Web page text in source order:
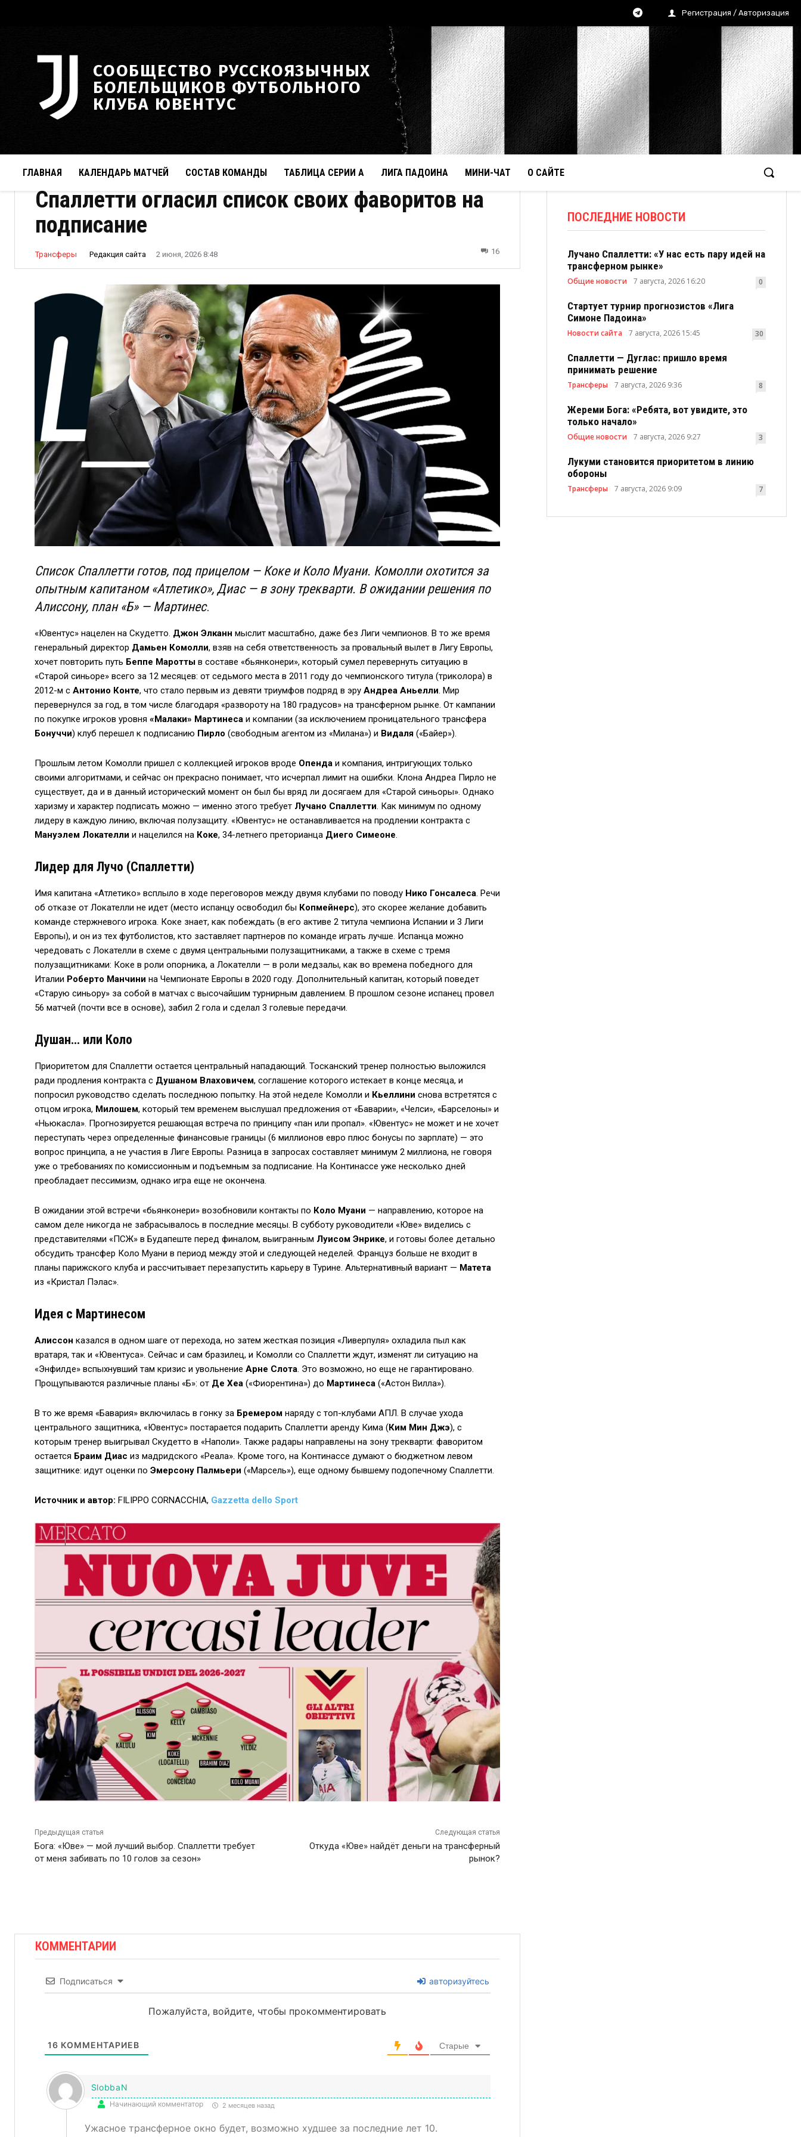
Регистрация / Авторизация
СООБЩЕСТВО РУССКОЯЗЫЧНЫХ
БОЛЕЛЬЩИКОВ ФУТБОЛЬНОГО
КЛУБА ЮВЕНТУС
ГЛАВНАЯ КАЛЕНДАРЬ МАТЧЕЙ СОСТАВ КОМАНДЫ ТАБЛИЦА СЕРИИ А ЛИГА ПАДОИНА МИНИ-ЧАТ О САЙТЕ
Спаллетти огласил список своих фаворитов на
подписание
Трансферы Редакция сайта 2 июня, 2026 8:48 16
Список Спаллетти готов, под прицелом — Коке и Коло Муани. Комолли охотится за
опытным капитаном «Атлетико», Диас — в зону трекварти. В ожидании решения по
Алиссону, план «Б» — Мартинес.
«Ювентус» нацелен на Скудетто. Джон Элканн мыслит масштабно, даже без Лиги чемпионов. В то же время
генеральный директор Дамьен Комолли, взяв на себя ответственность за провальный вылет в Лигу Европы,
хочет повторить путь Беппе Маротты в составе «бьянконери», который сумел перевернуть ситуацию в
«Старой синьоре» всего за 12 месяцев: от седьмого места в 2011 году до чемпионского титула (триколора) в
2012-м с Антонио Конте, что стало первым из девяти триумфов подряд в эру Андреа Аньелли. Мир
перевернулся за год, в том числе благодаря «развороту на 180 градусов» на трансферном рынке. От кампании
по покупке игроков уровня «Малаки» Мартинеса и компании (за исключением проницательного трансфера
Бонуччи) клуб перешел к подписанию Пирло (свободным агентом из «Милана») и Видаля («Байер»).
Прошлым летом Комолли пришел с коллекцией игроков вроде Опенда и компания, интригующих только
своими алгоритмами, и сейчас он прекрасно понимает, что исчерпал лимит на ошибки. Клона Андреа Пирло не
существует, да и в данный исторический момент он был бы вряд ли досягаем для «Старой синьоры». Однако
харизму и характер подписать можно — именно этого требует Лучано Спаллетти. Как минимум по одному
лидеру в каждую линию, включая полузащиту. «Ювентус» не останавливается на продлении контракта с
Мануэлем Локателли и нацелился на Коке, 34-летнего преторианца Диего Симеоне.
Лидер для Лучо (Спаллетти)
Имя капитана «Атлетико» всплыло в ходе переговоров между двумя клубами по поводу Нико Гонсалеса. Речи
об отказе от Локателли не идет (место испанцу освободил бы Копмейнерс), это скорее желание добавить
команде стержневого игрока. Коке знает, как побеждать (в его активе 2 титула чемпиона Испании и 3 Лиги
Европы), и он из тех футболистов, кто заставляет партнеров по команде играть лучше. Испанца можно
чередовать с Локателли в схеме с двумя центральными полузащитниками, а также в схеме с тремя
полузащитниками: Коке в роли опорника, а Локателли — в роли медзалы, как во времена победного для
Италии Роберто Манчини на Чемпионате Европы в 2020 году. Дополнительный капитан, который поведет
«Старую синьору» за собой в матчах с высочайшим турнирным давлением. В прошлом сезоне испанец провел
56 матчей (почти все в основе), забил 2 гола и сделал 3 голевые передачи.
Душан… или Коло
Приоритетом для Спаллетти остается центральный нападающий. Тосканский тренер полностью выложился
ради продления контракта с Душаном Влаховичем, соглашение которого истекает в конце месяца, и
попросил руководство сделать последнюю попытку. На этой неделе Комолли и Кьеллини снова встретятся с
отцом игрока, Милошем, который тем временем выслушал предложения от «Баварии», «Челси», «Барселоны» и
«Ньюкасла». Прогнозируется решающая встреча по принципу «пан или пропал». «Ювентус» не может и не хочет
переступать через определенные финансовые границы (6 миллионов евро плюс бонусы по зарплате) — это
вопрос принципа, а не участия в Лиге Европы. Разница в запросах составляет минимум 2 миллиона, не говоря
уже о требованиях по комиссионным и подъемным за подписание. На Континассе уже несколько дней
преобладает пессимизм, однако игра еще не окончена.
В ожидании этой встречи «бьянконери» возобновили контакты по Коло Муани — направлению, которое на
самом деле никогда не забрасывалось в последние месяцы. В субботу руководители «Юве» виделись с
представителями «ПСЖ» в Будапеште перед финалом, выигранным Луисом Энрике, и готовы более детально
обсудить трансфер Коло Муани в период между этой и следующей неделей. Француз больше не входит в
планы парижского клуба и рассчитывает перезапустить карьеру в Турине. Альтернативный вариант — Матета
из «Кристал Пэлас».
Идея с Мартинесом
Алиссон казался в одном шаге от перехода, но затем жесткая позиция «Ливерпуля» охладила пыл как
вратаря, так и «Ювентуса». Сейчас и сам бразилец, и Комолли со Спаллетти ждут, изменят ли ситуацию на
«Энфилде» вспыхнувший там кризис и увольнение Арне Слота. Это возможно, но еще не гарантировано.
Прощупываются различные планы «Б»: от Де Хеа («Фиорентина») до Мартинеса («Астон Вилла»).
В то же время «Бавария» включилась в гонку за Бремером наряду с топ-клубами АПЛ. В случае ухода
центрального защитника, «Ювентус» постарается подарить Спаллетти аренду Кима (Ким Мин Джэ), с
которым тренер выигрывал Скудетто в «Наполи». Также радары направлены на зону трекварти: фаворитом
остается Браим Диас из мадридского «Реала». Кроме того, на Континассе думают о бюджетном левом
защитнике: идут оценки по Эмерсону Палмьери («Марсель»), еще одному бывшему подопечному Спаллетти.
Источник и автор: FILIPPO CORNACCHIA, Gazzetta dello Sport
Предыдущая статья
Бога: «Юве» — мой лучший выбор. Спаллетти требует
от меня забивать по 10 голов за сезон»
Следующая статья
Откуда «Юве» найдёт деньги на трансферный
рынок?
КОММЕНТАРИИ
Подписаться авторизуйтесь
Пожалуйста, войдите, чтобы прокомментировать
16 КОММЕНТАРИЕВ Старые
SlobbaN
Начинающий комментатор 2 месяцев назад
Ужасное трансферное окно будет, возможно худшее за последние лет 10.
ПОСЛЕДНИЕ НОВОСТИ
Лучано Спаллетти: «У нас есть пару идей на
трансферном рынке»
Общие новости 7 августа, 2026 16:20 0
Стартует турнир прогнозистов «Лига
Симоне Падоина»
Новости сайта 7 августа, 2026 15:45 30
Спаллетти — Дуглас: пришло время
принимать решение
Трансферы 7 августа, 2026 9:36 8
Жереми Бога: «Ребята, вот увидите, это
только начало»
Общие новости 7 августа, 2026 9:27 3
Лукуми становится приоритетом в линию
обороны
Трансферы 7 августа, 2026 9:09 7